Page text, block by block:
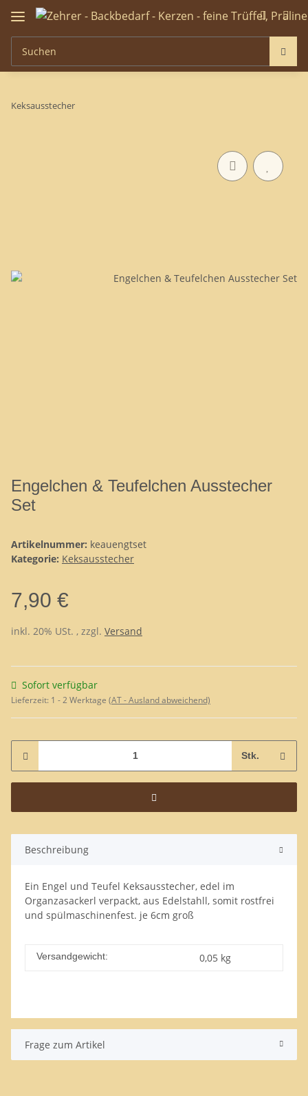
Keksausstecher
Engelchen & Teufelchen Ausstecher
Set
Artikelnummer: keauengtset
Kategorie: Keksausstecher
7,90 €
inkl. 20% USt. , zzgl. Versand
Sofort verfügbar
Lieferzeit: 1 - 2 Werktage (AT - Ausland abweichend)
Stk.
Beschreibung
Ein Engel und Teufel Keksausstecher, edel im
Organzasackerl verpackt, aus Edelstahll, somit rostfrei
und spülmaschinenfest. je 6cm groß
Versandgewicht: 0,05 kg
Frage zum Artikel